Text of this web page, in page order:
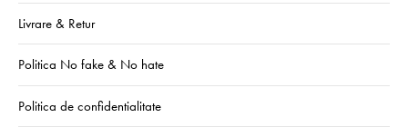
Livrare & Retur
Politica No fake & No hate
Politica de confidentialitate